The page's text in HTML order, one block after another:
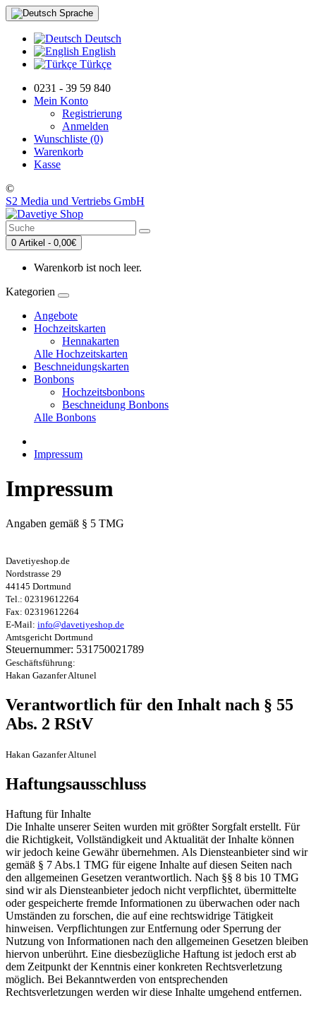
Sprache
Deutsch
English
Türkçe
0231 - 39 59 840
Mein Konto
Registrierung
Anmelden
Wunschliste (0)
Warenkorb
Kasse
©
S2 Media und Vertriebs GmbH
0 Artikel - 0,00€
Warenkorb ist noch leer.
Kategorien
Angebote
Hochzeitskarten
Hennakarten
Alle Hochzeitskarten
Beschneidungskarten
Bonbons
Hochzeitsbonbons
Beschneidung Bonbons
Alle Bonbons
Impressum
Impressum
Angaben gemäß § 5 TMG
Davetiyeshop.de
Nordstrasse 29
44145 Dortmund
Tel.: 02319612264
Fax: 02319612264
E-Mail: info@davetiyeshop.de
Amtsgericht Dortmund
Steuernummer: 531750021789
Geschäftsführung:
Hakan Gazanfer Altunel
Verantwortlich für den Inhalt nach § 55
Abs. 2 RStV
Hakan Gazanfer Altunel
Haftungsausschluss
Haftung für Inhalte
Die Inhalte unserer Seiten wurden mit größter Sorgfalt erstellt. Für
die Richtigkeit, Vollständigkeit und Aktualität der Inhalte können
wir jedoch keine Gewähr übernehmen. Als Diensteanbieter sind wir
gemäß § 7 Abs.1 TMG für eigene Inhalte auf diesen Seiten nach
den allgemeinen Gesetzen verantwortlich. Nach §§ 8 bis 10 TMG
sind wir als Diensteanbieter jedoch nicht verpflichtet, übermittelte
oder gespeicherte fremde Informationen zu überwachen oder nach
Umständen zu forschen, die auf eine rechtswidrige Tätigkeit
hinweisen. Verpflichtungen zur Entfernung oder Sperrung der
Nutzung von Informationen nach den allgemeinen Gesetzen bleiben
hiervon unberührt. Eine diesbezügliche Haftung ist jedoch erst ab
dem Zeitpunkt der Kenntnis einer konkreten Rechtsverletzung
möglich. Bei Bekanntwerden von entsprechenden
Rechtsverletzungen werden wir diese Inhalte umgehend entfernen.